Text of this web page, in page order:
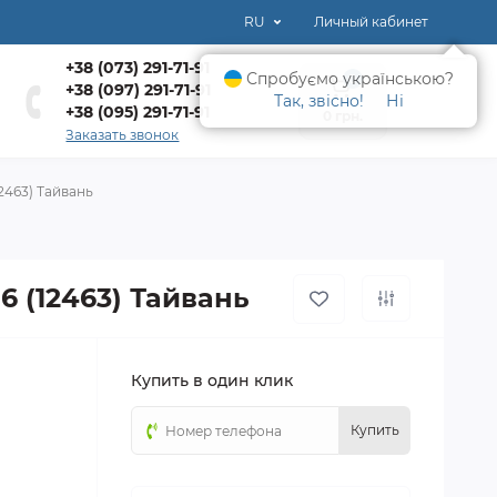
RU Личный кабинет
+38 (073) 291-71-91
+38 (097) 291-71-91
+38 (095) 291-71-91
Заказать звонок
0
Тайвань
(12463) Тайвань
Купить в один клик
Купить
Спробуємо українською?
Так, звісно!
Ні